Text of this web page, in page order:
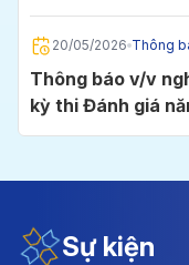
Chí Minh
20/05/2026 Thông
Thông báo v/v
kỳ thi Đánh giá
24/5/2026 tại
học kỳ I, năm học
Sự kiện